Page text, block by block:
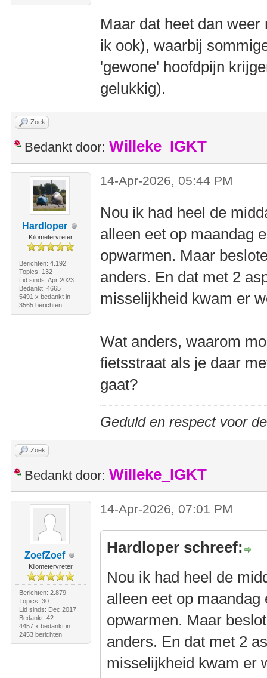
Maar dat heet dan
ik ook), waarbij
'gewone' hoofdpijn
gelukkig).
Zoek
Bedankt door: Willeke_IGKT
Hardloper
Kilometervreter
Berichten: 4.192
Topics: 132
Lid sinds: Apr 2023
Bedankt: 4665
5491 x bedankt in
3565 berichten
14-Apr-2026, 05:44 PM
Nou ik had heel de
alleen eet op maandag
opwarmen. Maar
anders. En dat met 2
misselijkheid kwam er
Wat anders, waarom
fietsstraat als je daar
gaat?
Geduld en respect voor
Zoek
Bedankt door: Willeke_IGKT
ZoefZoef
Kilometervreter
Berichten: 2.879
Topics: 30
Lid sinds: Dec 2017
Bedankt: 42
4457 x bedankt in
2453 berichten
14-Apr-2026, 07:01 PM
Hardloper schreef:
Nou ik had heel de
alleen eet op
opwarmen. Maar
anders. En dat met 2
misselijkheid kwam er